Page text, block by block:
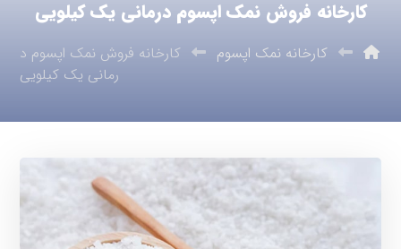
کارخانه فروش نمک اپسوم درمانی یک کیلویی
کارخانه نمک اپسوم
کارخانه فروش نمک اپسوم د
رمانی یک کیلویی